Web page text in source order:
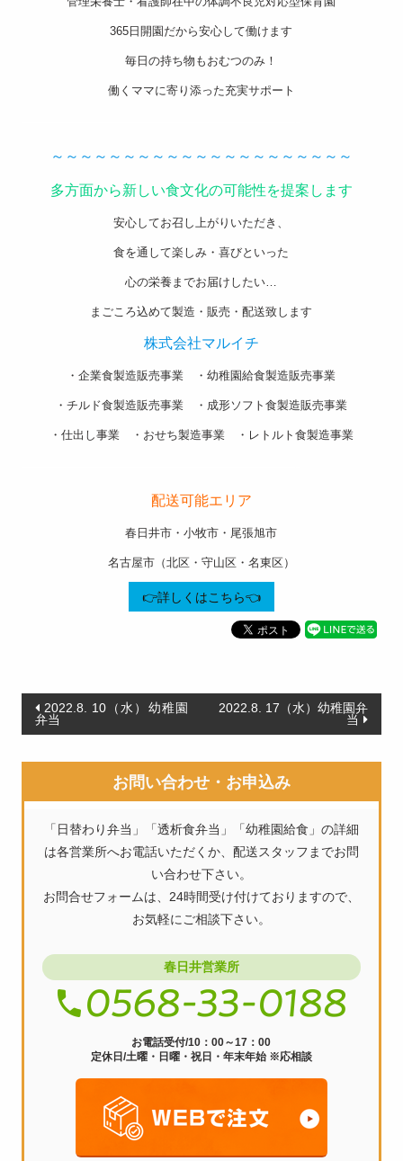
365日開園だから安心して働けます
毎日の持ち物もおむつのみ！
働くママに寄り添った充実サポート
～～～～～～～～～～～～～～～～～～～～～
多方面から新しい食文化の可能性を提案します
安心してお召し上がりいただき、
食を通して楽しみ・喜びといった
心の栄養までお届けしたい…
まごころ込めて製造・販売・配送致します
株式会社マルイチ
・企業食製造販売事業 ・幼稚園給食製造販売事業
・チルド食製造販売事業 ・成形ソフト食製造販売事業
・仕出し事業 ・おせち製造事業 ・レトルト食製造事業
配送可能エリア
春日井市・小牧市・尾張旭市
名古屋市（北区・守山区・名東区）
👉詳しくはこちら👈
投
稿
ビ
ゲ
シ
ン
2022.8. 10（水）幼稚園
弁当
2022.8. 17（水）幼稚園弁
当
お問い合わせ・お申込み
「日替わり弁当」「透析食弁当」「幼稚園給食」の詳細
は各営業所へお電話いただくか、配送スタッフまでお問
い合わせ下さい。
お問合せフォームは、24時間受け付けておりますので、
お気軽にご相談下さい。
春日井営業所
お電話受付/10：00～17：00
定休日/土曜・日曜・祝日・年末年始 ※応相談